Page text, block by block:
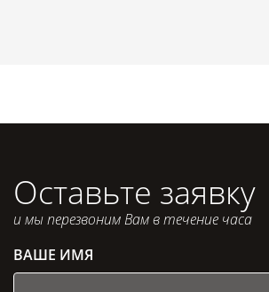
Оставьте заявку
и мы перезвоним Вам в течение часа
ВАШЕ ИМЯ